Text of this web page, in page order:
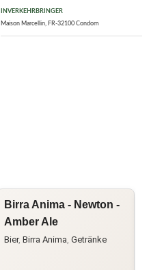
INVERKEHRBRINGER
Maison Marcellin, FR-32100 Condom
Birra Anima - Newton -
Amber Ale
Bier, Birra Anima Getränke